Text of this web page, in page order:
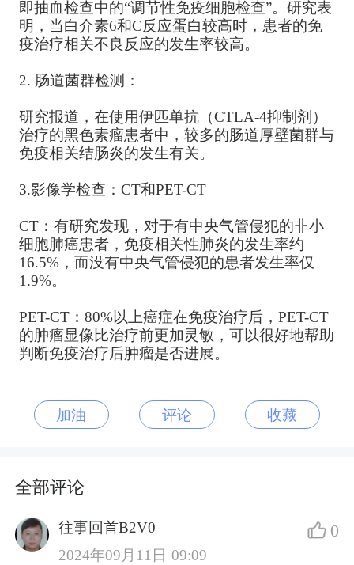
即抽血检查中的“调节性免疫细胞检查”。研究表
明，当白介素6和C反应蛋白较高时，患者的免
疫治疗相关不良反应的发生率较高。
2. 肠道菌群检测：
研究报道，在使用伊匹单抗（CTLA-4抑制剂）
治疗的黑色素瘤患者中，较多的肠道厚壁菌群与
免疫相关结肠炎的发生有关。
3.影像学检查：CT和PET-CT
CT：有研究发现，对于有中央气管侵犯的非小
细胞肺癌患者，免疫相关性肺炎的发生率约
16.5%，而没有中央气管侵犯的患者发生率仅
1.9%。
PET-CT：80%以上癌症在免疫治疗后，PET-CT
的肿瘤显像比治疗前更加灵敏，可以很好地帮助
判断免疫治疗后肿瘤是否进展。
加油 评论 收藏
全部评论
往事回首B2V0
2024年09月11日 09:09
0